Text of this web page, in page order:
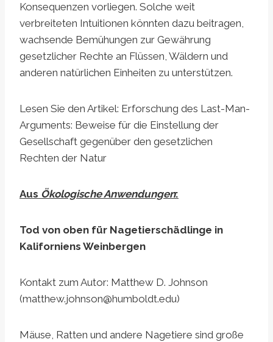
Konsequenzen vorliegen. Solche weit
verbreiteten Intuitionen könnten dazu beitragen,
wachsende Bemühungen zur Gewährung
gesetzlicher Rechte an Flüssen, Wäldern und
anderen natürlichen Einheiten zu unterstützen.
Lesen Sie den Artikel: Erforschung des Last-Man-
Arguments: Beweise für die Einstellung der
Gesellschaft gegenüber den gesetzlichen
Rechten der Natur
Aus Ökologische Anwendungen:
Tod von oben für Nagetierschädlinge in
Kaliforniens Weinbergen
Kontakt zum Autor: Matthew D. Johnson
(matthew.johnson@humboldt.edu)
Mäuse, Ratten und andere Nagetiere sind große